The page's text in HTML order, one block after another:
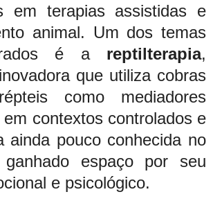
em terapias assistidas e
animal. Um dos temas
é a reptilterapia,
que utiliza cobras
como mediadores
contextos controlados e
ainda pouco conhecida no
espaço por seu
e psicológico.